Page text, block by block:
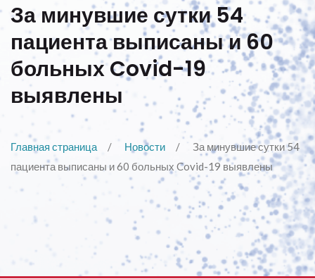
За минувшие сутки 54
пациента выписаны и 60
больных Covid-19
выявлены
Главная страница Новости
За минувшие сутки 54
пациента выписаны и 60 больных Covid-19 выявлены